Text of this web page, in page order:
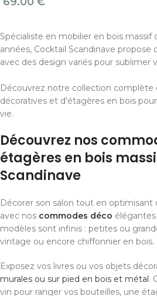
Spécialiste en mobilier en bois massif
années, Cocktail Scandinave propose
avec des design variés pour sublimer
Découvrez notre collection
décoratives et d'étagères en bois
vie.
Découvrez nos
étagères en bois
Scandinave
Décorer son salon tout en optimisant
avec nos commodes déco
modèles sont infinis : petites ou
vintage ou encore chiffonnier en bois.
Exposez vos livres ou vos objets
murales ou sur pied en bois et métal.
vin pour ranger vos bouteilles, une